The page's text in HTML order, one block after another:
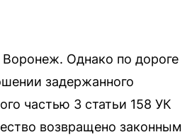
Однако по дороге
задержанного
частью 3 статьи 158 УК
возвращено законным